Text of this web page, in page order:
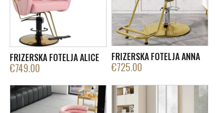
FRIZERSKA FOTELJA ALICE
€749.00
FRIZERSKA FOTELJA ANNA
€725.00